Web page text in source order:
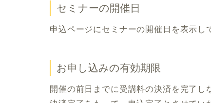
セミナーの開催日
申込ページにセミナーの開催日を表示し
お申し込みの有効期限
開催の前日までに受講料の決済を完了し